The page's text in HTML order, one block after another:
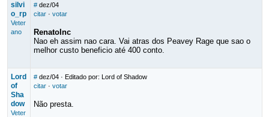
silvi
o_rp
Veter
ano
# dez/04
citar· votar
RenatoInc
Nao eh assim nao cara. Vai atras dos Peavey Rage que sao o
melhor custo beneficio até 400 conto.
Lord
of
Sha
dow
Veter
# dez/04· Editado por: Lord of Shadow
citar· votar
Não presta.